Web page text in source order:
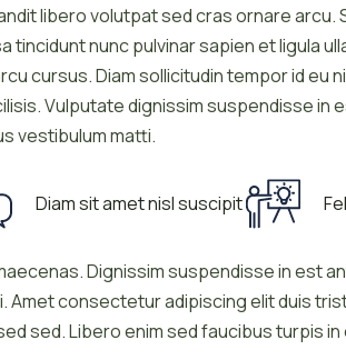
libero volutpat sed cras ornare
tincidunt nunc pulvinar sapien et ligula
cursus. Diam sollicitudin tempor id eu
Vulputate dignissim suspendisse in
vestibulum matti.
Diam sit amet nisl suscipit
Dignissim suspendisse in est
consectetur adipiscing elit duis
sed. Libero enim sed faucibus turpis in